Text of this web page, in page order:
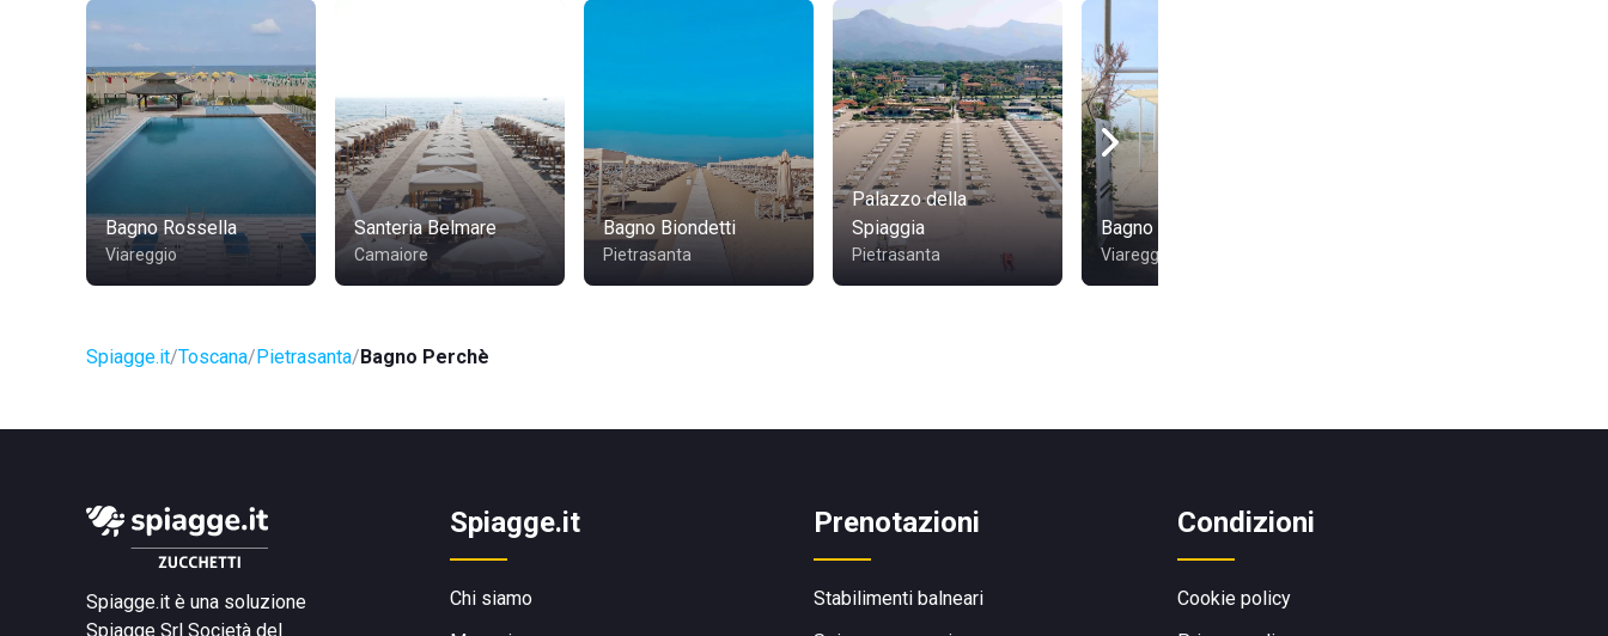
Bagno Rossella
Viareggio
Santeria Belmare
Camaiore
Bagno Biondetti
Pietrasanta
Palazzo della
Spiaggia
Pietrasanta
Bagno Teresa
Viareggio
Spiagge.it Toscana Pietrasanta Bagno Perchè
Spiagge.it è una soluzione
Spiagge Srl Società del
Spiagge.it
Chi siamo
Prenotazioni
Stabilimenti balneari
Condizioni
Cookie policy